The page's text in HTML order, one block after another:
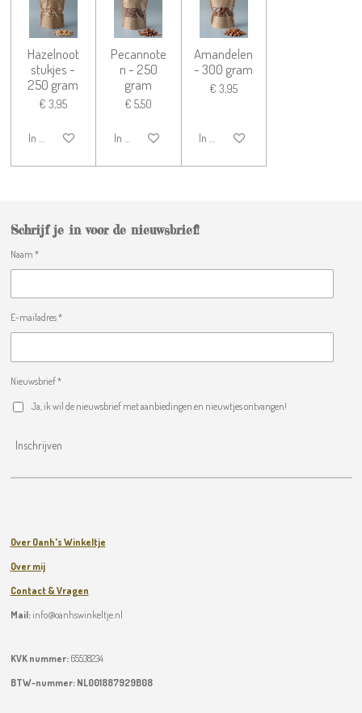
Hazelnoot
stukjes -
250 gram
€ 3,95
In winkelwagen
Pecannote
n - 250
gram
€ 5,50
In winkelwagen
Amandelen
- 300 gram
€ 3,95
In winkelwagen
Schrijf je in voor de nieuwsbrief!
Naam *
E-mailadres *
Nieuwsbrief *
Ja, ik wil de nieuwsbrief met aanbiedingen en nieuwtjes ontvangen!
Inschrijven
Over Oanh's Winkeltje
Over mij
Contact & Vragen
Mail:info@oanhswinkeltje.nl
KVK nummer: 65538234
BTW-nummer: NL001887929B08